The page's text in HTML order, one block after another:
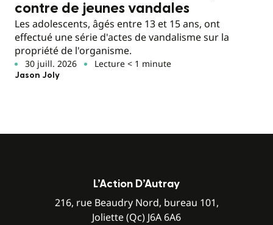
contre de jeunes vandales
Les adolescents, âgés entre 13 et 15 ans, ont
effectué une série d'actes de vandalisme sur la
propriété de l'organisme.
30 juill. 2026 Lecture < 1 minute
Jason Joly
L’Action D’Autray
216, rue Beaudry Nord, bureau 101,
Joliette (Qc) J6A 6A6